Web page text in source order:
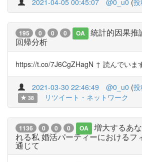
2021-04-05 00:45:07 @0_u0 (
195 0 0 0 OA
統計的因果推
回帰分析
https://t.co/7J6CgZHagN ↑ 読んでいま
2021-03-30 22:46:49 @0_u0 (
38
リツイート・ネットワーク
1136 0 0 0 OA
増大するあ
れる私 婚活パーティーにおけるフ
通じて